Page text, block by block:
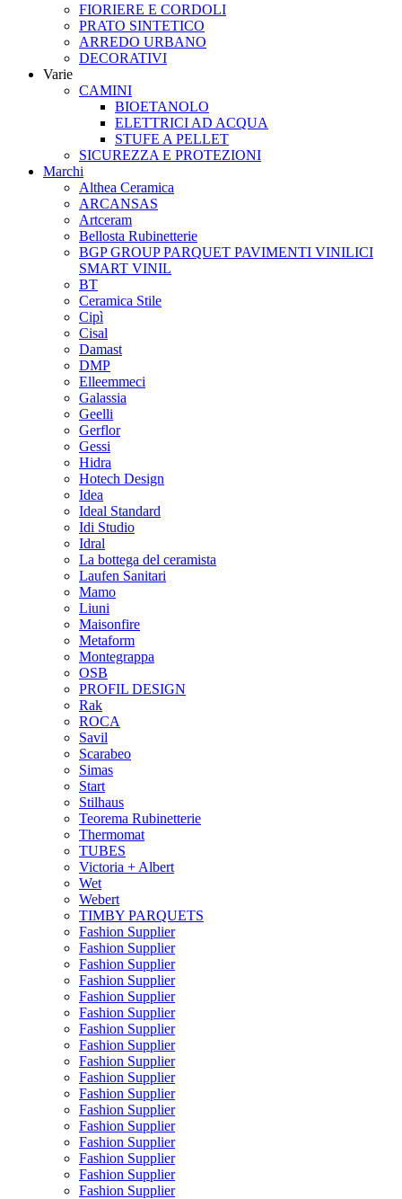
FIORIERE E CORDOLI
PRATO SINTETICO
ARREDO URBANO
DECORATIVI
Varie
CAMINI
BIOETANOLO
ELETTRICI AD ACQUA
STUFE A PELLET
SICUREZZA E PROTEZIONI
Marchi
Althea Ceramica
ARCANSAS
Artceram
Bellosta Rubinetterie
BGP GROUP PARQUET PAVIMENTI VINILICI
SMART VINIL
BT
Ceramica Stile
Cipì
Cisal
Damast
DMP
Elleemmeci
Galassia
Geelli
Gerflor
Gessi
Hidra
Hotech Design
Idea
Ideal Standard
Idi Studio
Idral
La bottega del ceramista
Laufen Sanitari
Mamo
Liuni
Maisonfire
Metaform
Montegrappa
OSB
PROFIL DESIGN
Rak
ROCA
Savil
Scarabeo
Simas
Start
Stilhaus
Teorema Rubinetterie
Thermomat
TUBES
Victoria + Albert
Wet
Webert
TIMBY PARQUETS
Fashion Supplier
Fashion Supplier
Fashion Supplier
Fashion Supplier
Fashion Supplier
Fashion Supplier
Fashion Supplier
Fashion Supplier
Fashion Supplier
Fashion Supplier
Fashion Supplier
Fashion Supplier
Fashion Supplier
Fashion Supplier
Fashion Supplier
Fashion Supplier
Fashion Supplier